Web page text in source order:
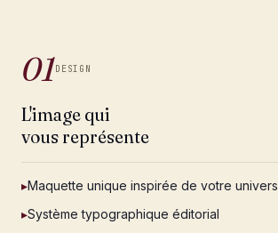
01DESIGN
L'image qui
vous représente
▸Maquette unique inspirée de votre univers
▸Système typographique éditorial